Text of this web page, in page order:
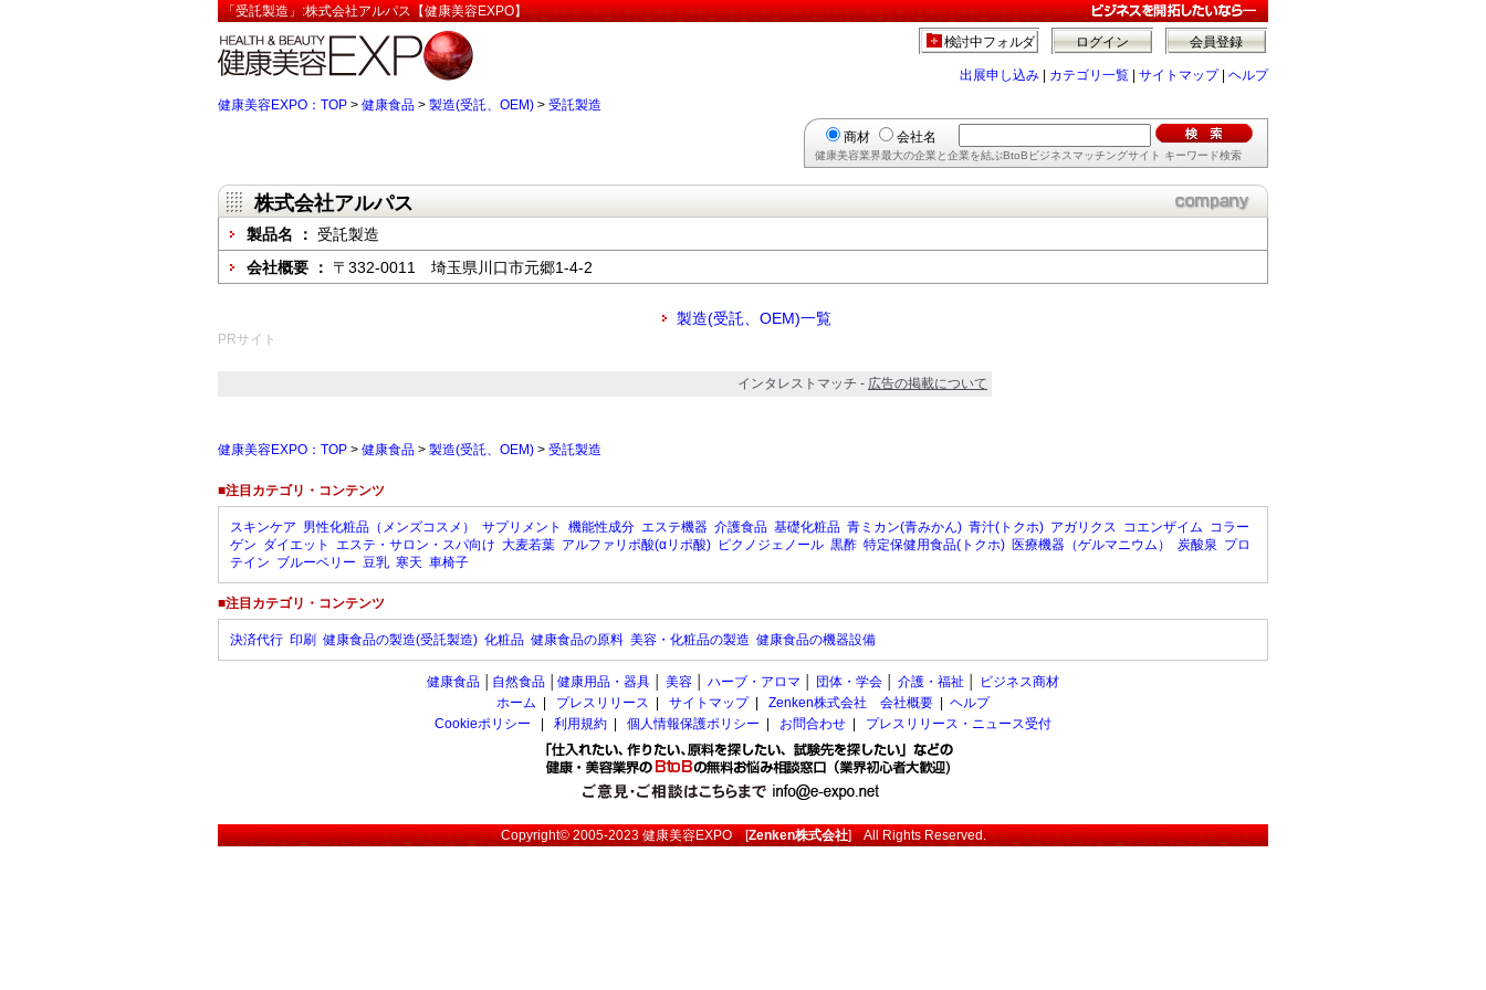
「受託製造」:株式会社アルパス【健康美容EXPO】
会員登録
ログイン
検討中フォルダ
出展申し込み カテゴリ一覧 サイトマップ| ヘルプ
健康美容EXPO：TOP > 健康食品 > 製造(受託、OEM) > 受託製造
商材 会社名
健康美容業界最大の企業と企業を結ぶBtoBビジネスマッチングサイト キーワード検索
株式会社アルパス
製品名 ： 受託製造
会社概要 ： 〒332-0011 埼玉県川口市元郷1-4-2
製造(受託、OEM)一覧
PRサイト
インタレストマッチ - 広告の掲載について
健康美容EXPO：TOP > 健康食品 > 製造(受託、OEM) > 受託製造
■注目カテゴリ・コンテンツ
スキンケア 男性化粧品（メンズコスメ） サプリメント 機能性成分 エステ機器 介護食品 基礎化粧品 青ミカン(青みかん) 青汁(トクホ) アガリクス コエンザイム コラー
ゲン ダイエット エステ・サロン・スパ向け 大麦若葉 アルファリポ酸(αリポ酸) ピクノジェノール 黒酢 特定保健用食品(トクホ) 医療機器（ゲルマニウム） 炭酸泉 プロ
テイン ブルーベリー 豆乳 寒天 車椅子
■注目カテゴリ・コンテンツ
決済代行 印刷 健康食品の製造(受託製造) 化粧品 健康食品の原料 美容・化粧品の製造 健康食品の機器設備
健康食品 自然食品 健康用品・器具 美容 ハーブ・アロマ 団体・学会 介護・福祉
ビジネス商材
ホーム
プレスリリース サイトマップ| Zenken株式会社 会社概要
ヘルプ
Cookieポリシー
利用規約 個人情報保護ポリシー お問合わせ プレスリリース・ニュース受付
Copyright© 2005-2023健康美容EXPO[Zenken株式会社] All Rights Reserved.